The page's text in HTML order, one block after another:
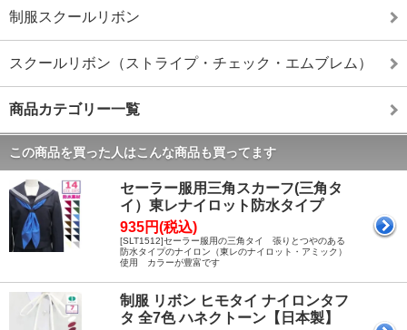
制服スクールリボン
スクールリボン（ストライプ・チェック・エムブレム）
商品カテゴリー一覧
この商品を買った人はこんな商品も買ってます
セーラー服用三角スカーフ(三角タ
イ）東レナイロット防水タイプ
935円(税込)
[SLT1512]セーラー服用の三角タイ 張りとつやのある
防水タイプのナイロン（東レのナイロット・アミック）
使用 カラーが豊富です
制服 リボン ヒモタイ ナイロンタフ
タ 全7色 ハネクトーン【日本製】